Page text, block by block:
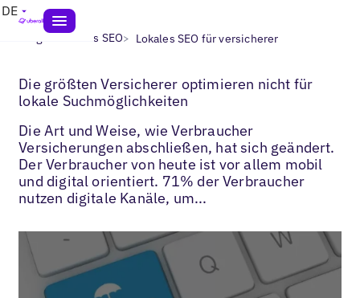
DE
Blogs> Lokales SEO> Lokales SEO für versicherer
Die größten Versicherer optimieren nicht für
lokale Suchmöglichkeiten
Die Art und Weise, wie Verbraucher
Versicherungen abschließen, hat sich geändert.
Der Verbraucher von heute ist vor allem mobil
und digital orientiert. 71% der Verbraucher
nutzen digitale Kanäle, um...